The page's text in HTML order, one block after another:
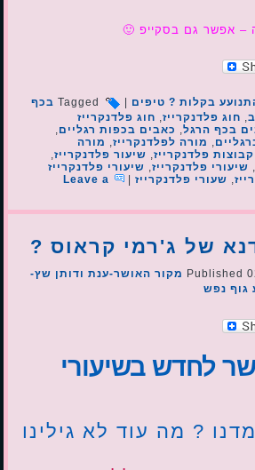
– אפשר גם בסקייפ 🙂
בקלות ? טיפים Tagged בכף
, חוג פלדנקרייז, חוג פלדנקרייז
בכף הרגל, כאבים בכפות רגליים,
, מורה לפלדנקרייז, מורה
קבוצות פלדנקרייז, שיעור פלדנקרייז,
, שיעורי פלדנקרייז, שיעורי פלדנקרייז
, שעורי פלדנקרייז |
Leave a
של ג'רמי קראוס ?
Published מקור האושר-ענת ודותן שץ-
גוף נפש
לחדש בשיעורי
? מה עוד לא גילינו